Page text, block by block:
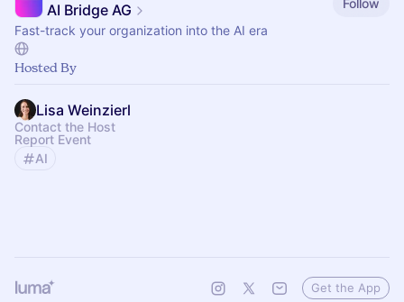
AI Bridge AG
Fast-track your organization into the AI era
Hosted By
Lisa Weinzierl
Contact the Host
Report Event
AI
Get the App